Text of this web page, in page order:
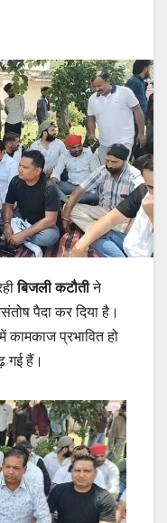
बिजली कटौतीने
पैदा कर दिया है।
कामकाज प्रभावित हो
गई हैं।